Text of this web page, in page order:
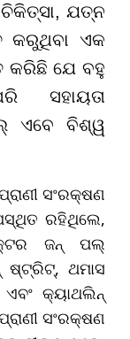
ଯତ୍ନ
କରୁଥିବା ଏକ
କରିଛି ଯେ ବହୁ
ସହାୟତା
ଏବେ ବିଶ୍ୱ
ସଂରକ୍ଷଣ
ରହିଥିଲେ,
ଜନ୍ ପଲ୍
ଥମାସ
କ୍ୟାଥଲିନ୍
ସଂରକ୍ଷଣ